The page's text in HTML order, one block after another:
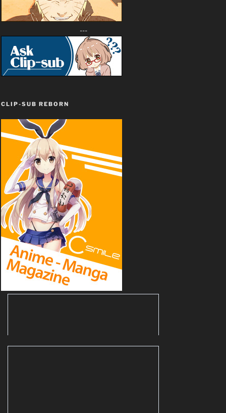
---
CLIP-SUB REBORN